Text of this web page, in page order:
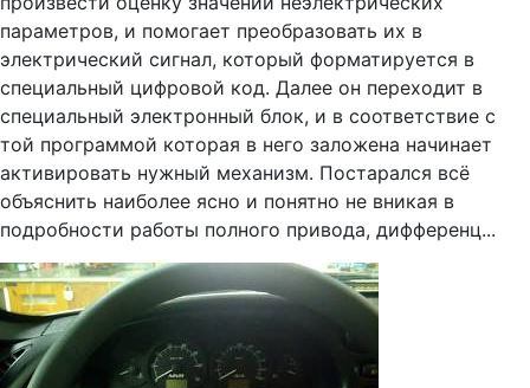
параметров, и помогает преобразовать их в
электрический сигнал, который форматируется в
специальный цифровой код. Далее он переходит в
специальный электронный блок, и в соответствие с
той программой которая в него заложена начинает
активировать нужный механизм. Постарался всё
объяснить наиболее ясно и понятно не вникая в
подробности работы полного привода, дифференц...